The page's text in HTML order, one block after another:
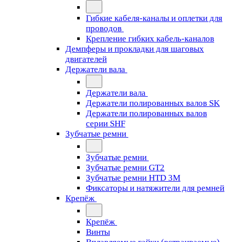
Гибкие кабеля-каналы и оплетки для
проводов
Крепление гибких кабель-каналов
Демпферы и прокладки для шаговых
двигателей
Держатели вала
Держатели вала
Держатели полированных валов SK
Держатели полированных валов
серии SHF
Зубчатые ремни
Зубчатые ремни
Зубчатые ремни GT2
Зубчатые ремни HTD 3M
Фиксаторы и натяжители для ремней
Крепёж
Крепёж
Винты